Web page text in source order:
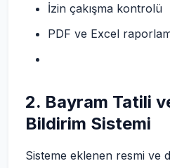
İzin çakışma kontrolü
PDF ve Excel
2. Bayram Tatili
Bildirim Sistemi
Sisteme eklenen resmi ve